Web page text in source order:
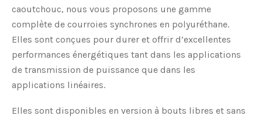
caoutchouc, nous vous proposons une gamme
complète de courroies synchrones en polyuréthane.
Elles sont conçues pour durer et offrir d’excellentes
performances énergétiques tant dans les applications
de transmission de puissance que dans les
applications linéaires.
Elles sont disponibles en version à bouts libres et sans